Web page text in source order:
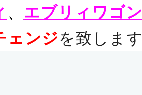
、 エブリィワゴン
ェンジを致します